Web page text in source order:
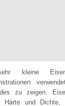
kleine
zu zeigen.
Härte und Dichte,